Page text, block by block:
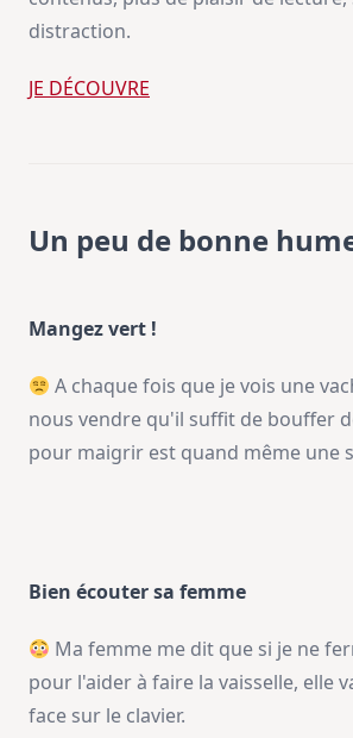
distraction.
JE DÉCOUVRE
Un peu de bonne
Mangez vert !
A chaque fois que je vois une
nous vendre qu'il suffit de bouffer
pour maigrir est quand même une
Bien écouter sa femme
Ma femme me dit que si je ne
pour l'aider à faire la vaisselle, elle
face sur le clavier.